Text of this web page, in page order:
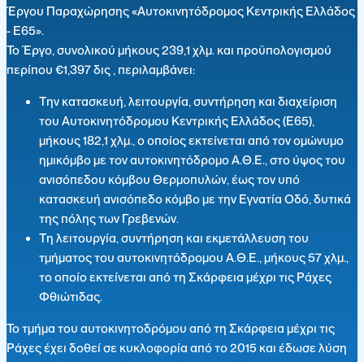
Έργου Παραχώρησης «Αυτοκινητόδρομος Κεντρικής Ελλάδος
- Ε65».
Το Έργο, συνολικού μήκους 239,1 χλμ. και προϋπολογισμού
περίπου €1,397 δις , περιλαμβάνει:
Την κατασκευή, λειτουργία, συντήρηση και διαχείριση
του Αυτοκινητόδρομου Κεντρικής Ελλάδος (Ε65),
μήκους 182,1 χλμ., ο οποίος εκτείνεται από τον ομώνυμο
ημικόμβο με τον αυτοκινητόδρομο Α.Θ.Ε., στο ύψος του
ανισόπεδου κόμβου Θερμοπυλών, έως τον υπό
κατασκευή ανισόπεδο κόμβο με την Εγνατία Οδό, δυτικά
της πόλης των Γρεβενών.
Τη λειτουργία, συντήρηση και εκμετάλλευση του
τμήματος του αυτοκινητόδρομου Α.Θ.Ε., μήκους 57 χλμ.,
το οποίο εκτείνεται από τη Σκάρφεια μέχρι τις Ράχες
Φθιώτιδας.
Το τμήμα του αυτοκινητοδρόμου από τη Σκάρφεια μέχρι τις
Ράχες έχει δοθεί σε κυκλοφορία από το 2015 και έδωσε λύση